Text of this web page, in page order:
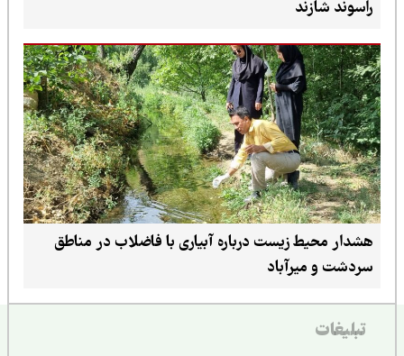
راسوند شازند
هشدار محیط زیست درباره آبیاری با فاضلاب در مناطق
سردشت و میرآباد
تبلیغات